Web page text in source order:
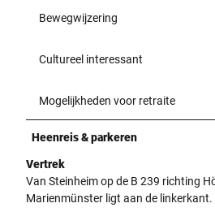
Bewegwijzering
Cultureel interessant
Mogelijkheden voor retraite
Heenreis & parkeren
Vertrek
Van Steinheim op de B 239 richting
Marienmünster ligt aan de linkerkant.